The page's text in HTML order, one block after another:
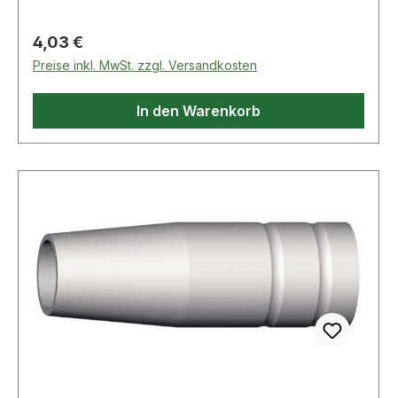
Regulärer Preis:
4,03 €
Preise inkl. MwSt. zzgl. Versandkosten
In den Warenkorb